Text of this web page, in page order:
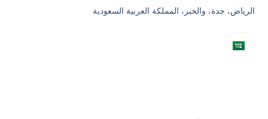
الرياض، جدة، والخبر، المملكة العربية السعودية